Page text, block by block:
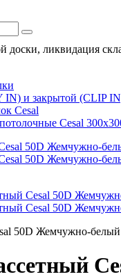
доски, ликвидация
и закрытой (CLIP
Cesal
Cesal
50D Жемчужно-